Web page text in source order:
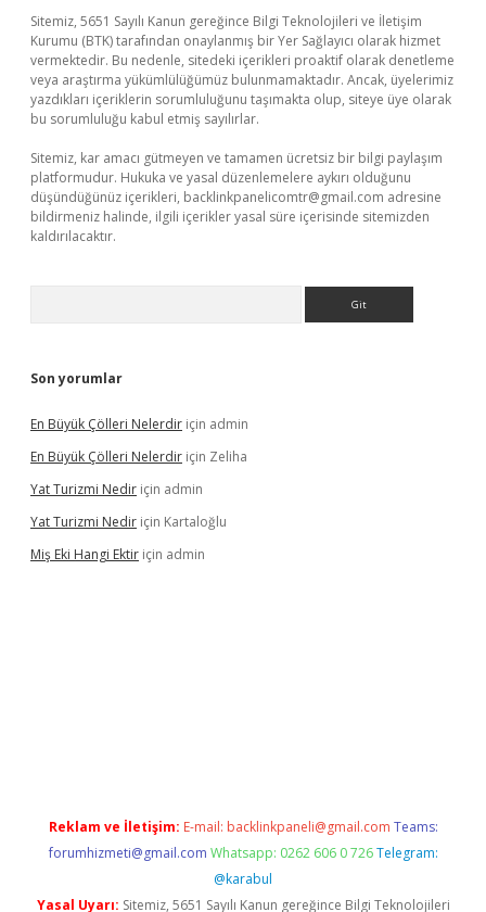
Sitemiz, 5651 Sayılı Kanun gereğince Bilgi Teknolojileri ve İletişim
Kurumu (BTK) tarafından onaylanmış bir Yer Sağlayıcı olarak hizmet
vermektedir. Bu nedenle, sitedeki içerikleri proaktif olarak denetleme
veya araştırma yükümlülüğümüz bulunmamaktadır. Ancak, üyelerimiz
yazdıkları içeriklerin sorumluluğunu taşımakta olup, siteye üye olarak
bu sorumluluğu kabul etmiş sayılırlar.
Sitemiz, kar amacı gütmeyen ve tamamen ücretsiz bir bilgi paylaşım
platformudur. Hukuka ve yasal düzenlemelere aykırı olduğunu
düşündüğünüz içerikleri, backlinkpanelicomtr@gmail.com adresine
bildirmeniz halinde, ilgili içerikler yasal süre içerisinde sitemizden
kaldırılacaktır.
Son yorumlar
En Büyük Çölleri Nelerdir için admin
En Büyük Çölleri Nelerdir için Zeliha
Yat Turizmi Nedir için admin
Yat Turizmi Nedir için Kartaloğlu
Miş Eki Hangi Ektir için admin
Reklam ve İletişim: E-mail: backlinkpaneli@gmail.com Teams:
forumhizmeti@gmail.com Whatsapp: 0262 606 0 726 Telegram:
@karabul
Yasal Uyarı: Sitemiz, 5651 Sayılı Kanun gereğince Bilgi Teknolojileri